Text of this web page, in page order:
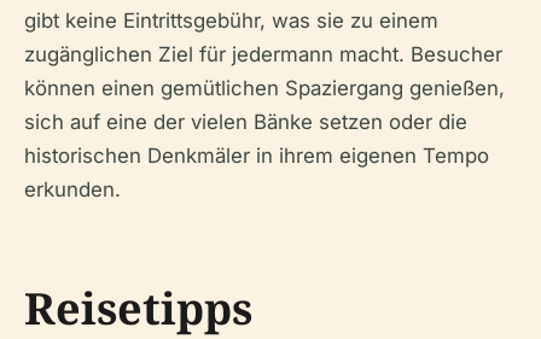
gibt keine Eintrittsgebühr, was sie zu einem
zugänglichen Ziel für jedermann macht. Besucher
können einen gemütlichen Spaziergang genießen,
sich auf eine der vielen Bänke setzen oder die
historischen Denkmäler in ihrem eigenen Tempo
erkunden.
Reisetipps